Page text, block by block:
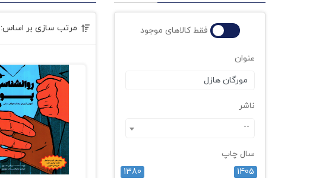
فقط کالاهای موجود
عنوان
ناشر
--
سال چاپ
1380
1405
مرتب سازی بر اساس: